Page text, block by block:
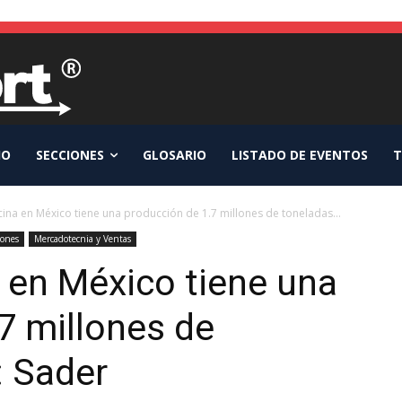
SECCIONES GLOSARIO LISTADO DE EVENTOS
en México tiene una producción de 1.7 millones de toneladas...
Mercadotecnia y Ventas
México tiene una
millones de
Sader